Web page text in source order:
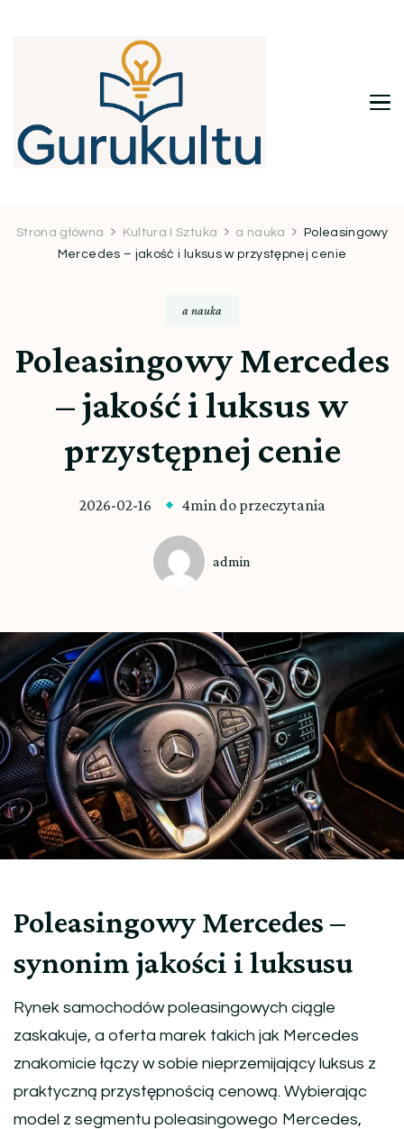
wiedzy i inspiracji
Strona główna Kultura I Sztuka a nauka
Poleasingowy
Mercedes – jakość i luksus w przystępnej cenie
a nauka
Poleasingowy Mercedes
– jakość i luksus w
przystępnej cenie
2026-02-16 4min do przeczytania
admin
Poleasingowy Mercedes –
synonim jakości i luksusu
Rynek samochodów poleasingowych ciągle
zaskakuje, a oferta marek takich jak Mercedes
znakomicie łączy w sobie nieprzemijający luksus z
praktyczną przystępnością cenową. Wybierając
model z segmentu poleasingowego Mercedes,